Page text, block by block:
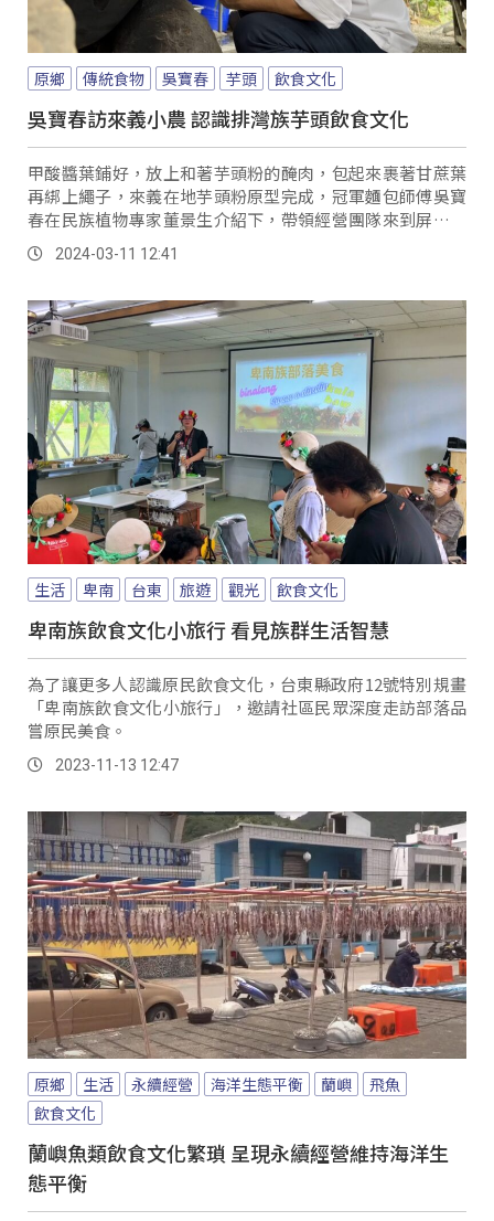
原鄉 傳統食物 吳寶春 芋頭 飲食文化
吳寶春訪來義小農 認識排灣族芋頭飲食文化
甲酸醬葉鋪好，放上和著芋頭粉的醃肉，包起來裹著甘蔗葉
再綁上繩子，來義在地芋頭粉原型完成，冠軍麵包師傅吳寶
春在民族植物專家董景生介紹下，帶領經營團隊來到屏東來
義鄉，一起來認識在地的原生種芋頭。
2024-03-11 12:41
生活 卑南 台東 旅遊 觀光 飲食文化
卑南族飲食文化小旅行 看見族群生活智慧
為了讓更多人認識原民飲食文化，台東縣政府12號特別規畫
「卑南族飲食文化小旅行」，邀請社區民眾深度走訪部落品
嘗原民美食。
2023-11-13 12:47
原鄉 生活 永續經營 海洋生態平衡 蘭嶼
飛魚
飲食文化
蘭嶼魚類飲食文化繁瑣 呈現永續經營維持海洋生
態平衡